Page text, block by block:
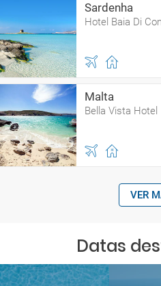
Sardenha
Hotel Baia Di
Malta
Bella Vista Hotel
VER
Datas